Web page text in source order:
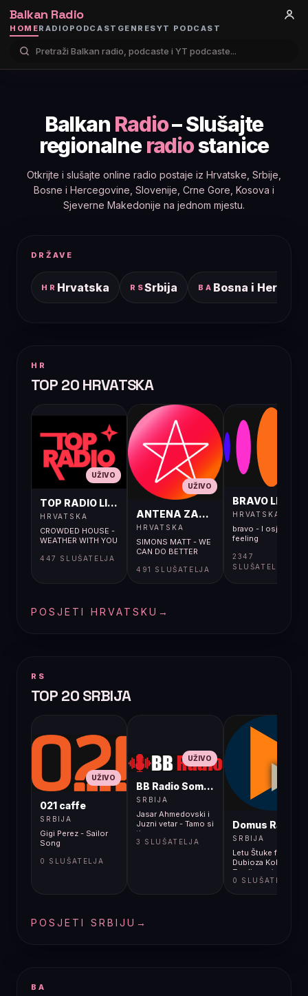
Balkan Radio
HOMERADIO PODCAST GENRESYT PODCAST
Balkan Radio– Slušajte
regionalneradiostanice
Otkrijte i slušajte online radio postaje iz Hrvatske, Srbije,
Bosne i Hercegovine, Slovenije, Crne Gore, Kosova i
Sjeverne Makedonije na jednom mjestu.
DRŽAVE
HR Hrvatska RSSrbija BA Bosna i
HR
TOP 20 HRVATSKA
UŽIVO
TOP RADIO LIVE
HRVATSKA
CROWDED HOUSE -
WEATHER WITH YOU
447 SLUŠATELJA
UŽIVO
ANTENA ZAGREB LIVE
HRVATSKA
SIMONS MATT - WE
CAN DO BETTER
491 SLUŠATELJA
BRAVO LIVE
HRVATSKA
bravo - I osjećaj i
feeling
2347
SLUŠATELJA
POSJETI HRVATSKU →
RS
TOP 20 SRBIJA
UŽIVO
021 caffe
SRBIJA
Gigi Perez - Sailor
Song
0 SLUŠATELJA
UŽIVO
BB Radio Sombor
SRBIJA
Jasar Ahmedovski i
Juzni vetar - Tamo si
ti
3 SLUŠATELJA
Domus Radio
SRBIJA
Letu Štuke feat.
Dubioza Kolektiv -
Zemlja gori
0 SLUŠATELJA
POSJETI SRBIJU →
BA